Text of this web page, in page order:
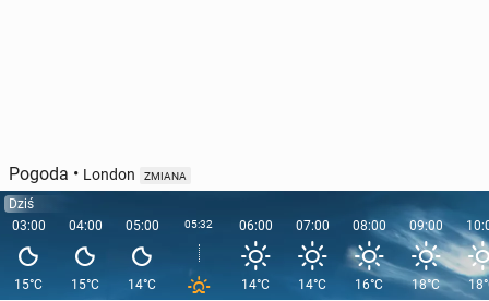
Pogoda • London ZMIANA
Dziś
03:00
15°C
04:00
15°C
05:00
14°C
05:32 06:00
14°C
07:00
14°C
08:00
16°C
09:00
18°C